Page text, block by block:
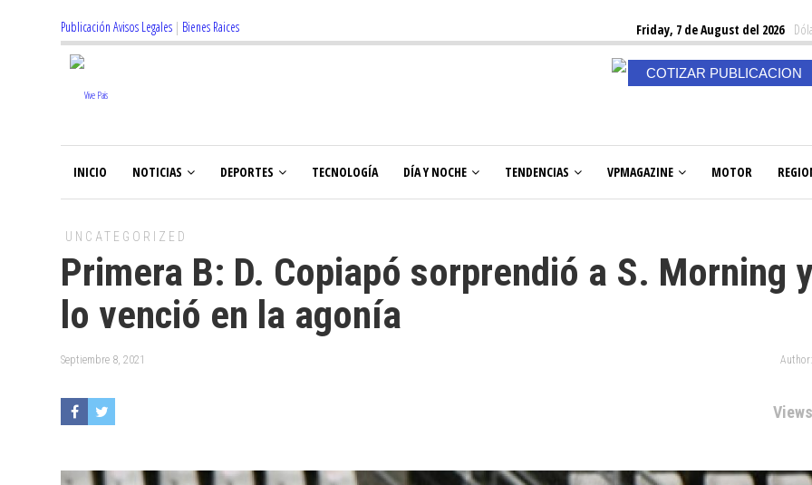
Publicación Avisos Legales | Bienes Raices Friday, 7 de August del 2026
COTIZAR PUBLICACION
INICIO NOTICIAS DEPORTES TECNOLOGÍA DÍA Y NOCHE TENDENCIAS VPMAGAZINE MOTOR
UNCATEGORIZED
Primera B: D. Copiapó sorprendió a S. Morning y
lo venció en la agonía
Septiembre 8, 2021